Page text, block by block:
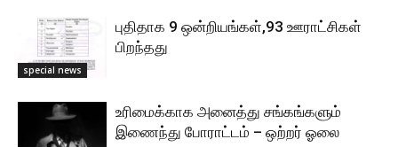
special news
புதிதாக 9 ஒன்றியங்கள்,93 ஊராட்சிகள்
பிறந்தது
உரிமைக்காக அனைத்து சங்கங்களும்
இணைந்து போராட்டம் – ஒற்றர் ஓலை